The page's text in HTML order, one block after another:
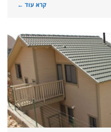
קרא עוד ←